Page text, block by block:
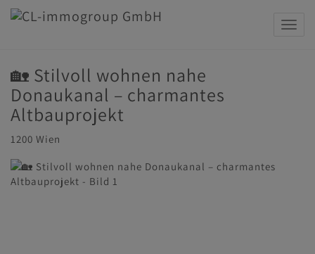
🏡 Stilvoll wohnen nahe
Donaukanal – charmantes
Altbauprojekt
1200 Wien